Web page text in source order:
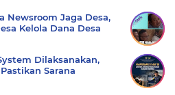
Newsroom Jaga Desa,
Kelola Dana Desa
Dilaksanakan,
Sarana